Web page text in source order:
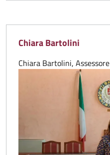
Chiara Bartolini
Chiara Bartolini, Assessore